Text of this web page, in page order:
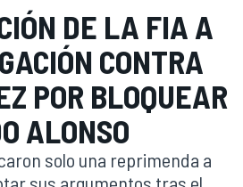
DE LA FIA A
CONTRA
POR BLOQUEAR
ALONSO
solo una reprimenda a